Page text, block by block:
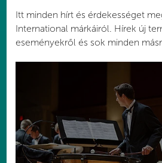
Itt minden hírt és érdekességet
International márkáiról. Hírek új
eseményekről és sok minden